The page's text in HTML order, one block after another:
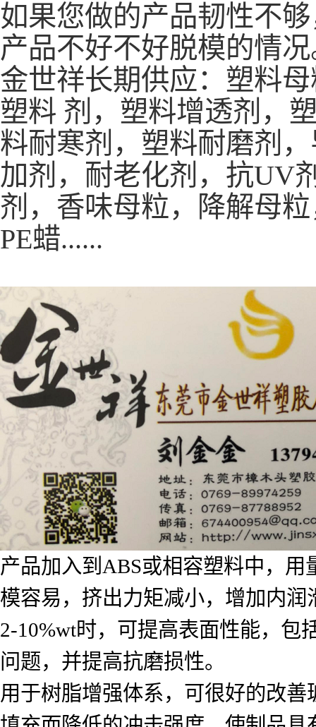
如果您做的产品韧性不
产品不好不好脱模的情
金世祥长期供应：塑料
塑料 剂，塑料增透剂，
料耐寒剂，塑料耐磨剂
加剂，耐老化剂，抗UV
剂，香味母粒，降解母
PE蜡......
产品加入到ABS或相容塑料中，
模容易，挤出力矩减小，增加内
2-10%wt时，可提高表面性能，包
问题，并提高抗磨损性。
用于树脂增强体系，可很好的改